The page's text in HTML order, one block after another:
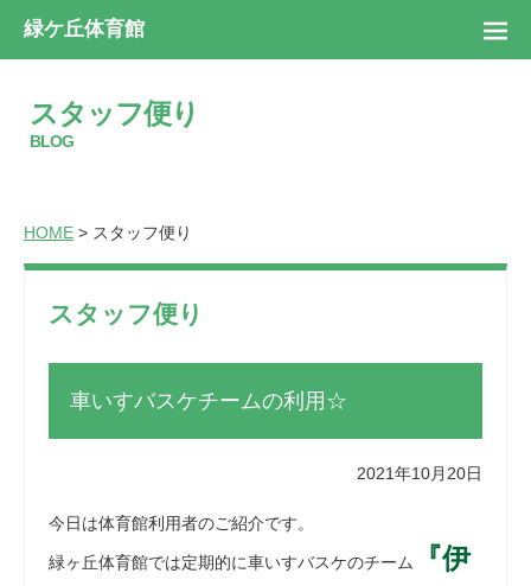
緑ケ丘体育館
スタッフ便り
BLOG
HOME > スタッフ便り
スタッフ便り
車いすバスケチームの利用☆
2021年10月20日
今日は体育館利用者のご紹介です。
緑ヶ丘体育館では定期的に車いすバスケのチーム
『伊